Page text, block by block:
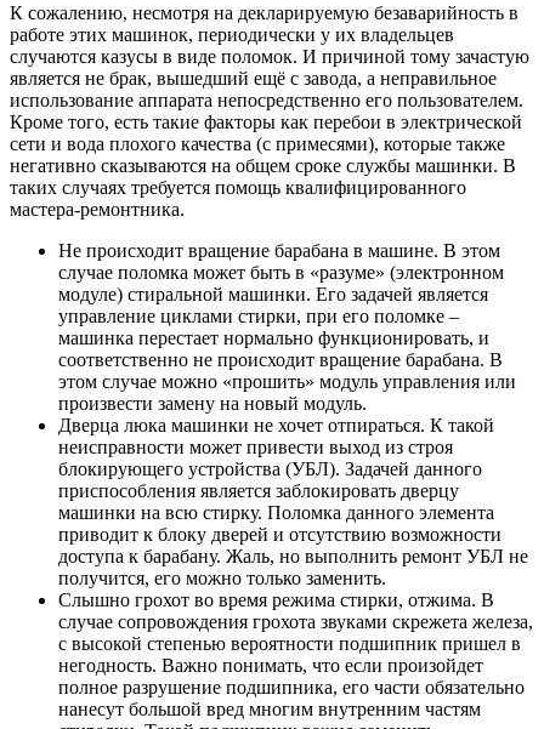
К сожалению, несмотря на декларируемую безаварийность в
работе этих машинок, периодически у их владельцев
случаются казусы в виде поломок. И причиной тому зачастую
является не брак, вышедший ещё с завода, а неправильное
использование аппарата непосредственно его пользователем.
Кроме того, есть такие факторы как перебои в электрической
сети и вода плохого качества (с примесями), которые также
негативно сказываются на общем сроке службы машинки. В
таких случаях требуется помощь квалифицированного
мастера-ремонтника.
Не происходит вращение барабана в машине. В этом
случае поломка может быть в «разуме» (электронном
модуле) стиральной машинки. Его задачей является
управление циклами стирки, при его поломке –
машинка перестает нормально функционировать, и
соответственно не происходит вращение барабана. В
этом случае можно «прошить» модуль управления или
произвести замену на новый модуль.
Дверца люка машинки не хочет отпираться. К такой
неисправности может привести выход из строя
блокирующего устройства (УБЛ). Задачей данного
приспособления является заблокировать дверцу
машинки на всю стирку. Поломка данного элемента
приводит к блоку дверей и отсутствию возможности
доступа к барабану. Жаль, но выполнить ремонт УБЛ не
получится, его можно только заменить.
Слышно грохот во время режима стирки, отжима. В
случае сопровождения грохота звуками скрежета железа,
с высокой степенью вероятности подшипник пришел в
негодность. Важно понимать, что если произойдет
полное разрушение подшипника, его части обязательно
нанесут большой вред многим внутренним частям